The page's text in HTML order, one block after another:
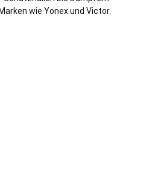
wie Yonex und Victor.